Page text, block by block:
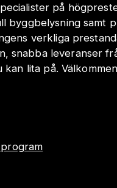
på
samt
verkliga
snabba leveranser
lita på.